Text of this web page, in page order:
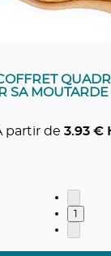
SA
partir de 3.93€
1